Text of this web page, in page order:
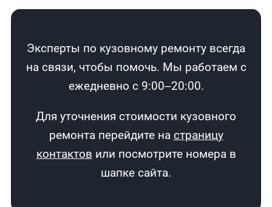
Эксперты по кузовному ремонту всегда
на связи, чтобы помочь. Мы работаем с
ежедневно с 9:00–20:00.
Для уточнения стоимости кузовного
ремонта перейдите на страницу
контактов или посмотрите номера в
шапке сайта.